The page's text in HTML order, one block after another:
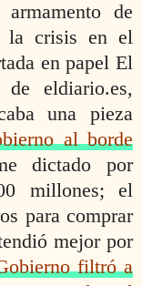
de
la crisis en el
en papel El
eldiario.es,
una pieza
al borde
dictado por
millones; el
para comprar
mejor por
filtró a